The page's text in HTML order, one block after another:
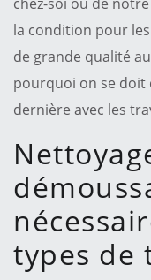
la condition pour
de grande qualité
pourquoi on se doit
dernière avec les
types de